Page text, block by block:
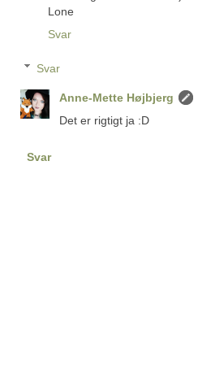
Lone
Svar
Svar
Anne-Mette Højbjerg
Det er rigtigt ja :D
Svar